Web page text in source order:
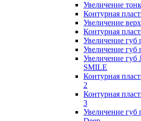
Увеличение
Контурная
Увеличение
Контурная
Увеличение губ
Увеличение губ
Увеличение губ
SMILE
Контурная
2
Контурная
3
Увеличение губ